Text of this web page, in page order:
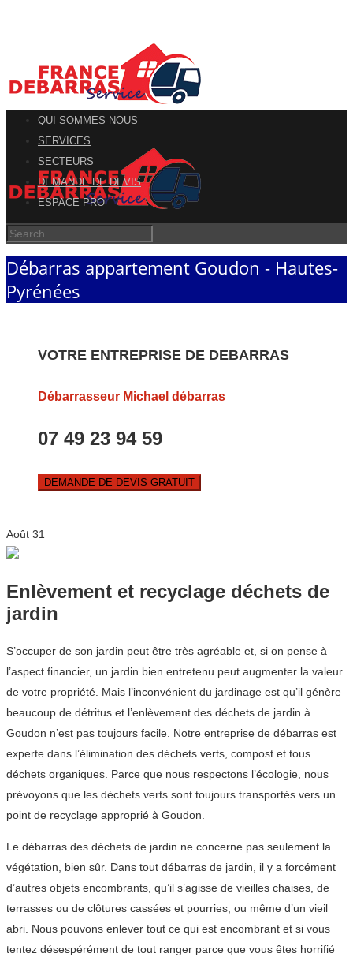
QUI SOMMES-NOUS
SERVICES
SECTEURS
DEMANDE DE DEVIS
ESPACE PRO
Débarras appartement Goudon - Hautes-
Pyrénées
VOTRE ENTREPRISE DE DEBARRAS
Débarrasseur Michael débarras
07 49 23 94 59
DEMANDE DE DEVIS GRATUIT
Août 31
Enlèvement et recyclage déchets de
jardin
S’occuper de son jardin peut être très agréable et, si on pense à
l’aspect financier, un jardin bien entretenu peut augmenter la valeur
de votre propriété. Mais l’inconvénient du jardinage est qu’il génère
beaucoup de détritus et l’enlèvement des déchets de jardin à
Goudon n’est pas toujours facile. Notre entreprise de débarras est
experte dans l’élimination des déchets verts, compost et tous
déchets organiques. Parce que nous respectons l’écologie, nous
prévoyons que les déchets verts sont toujours transportés vers un
point de recyclage approprié à Goudon.
Le débarras des déchets de jardin ne concerne pas seulement la
végétation, bien sûr. Dans tout débarras de jardin, il y a forcément
d’autres objets encombrants, qu’il s’agisse de vieilles chaises, de
terrasses ou de clôtures cassées et pourries, ou même d’un vieil
abri. Nous pouvons enlever tout ce qui est encombrant et si vous
tentez désespérément de tout ranger parce que vous êtes horrifié